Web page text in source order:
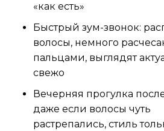
«как есть»
Быстрый зум-звонок:
волосы, немного
пальцами, выглядят
свежо
Вечерняя прогулка
даже если волосы чуть
растрепались, стиль